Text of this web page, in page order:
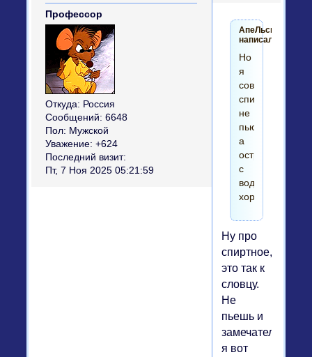
Профессор
Откуда: Россия
Сообщений: 6648
Пол: Мужской
Уважение: +624
Последний визит:
Пт, 7 Ноя 2025 05:21:59
АпеЛьсинка
написал(а):
Но
я
совсем
спиртное
не
пью,
а
остренькое
с
водочкой
хорошо.
Ну про
спиртное,
это так к
словцу.
Не
пьешь и
замечательно,
я вот